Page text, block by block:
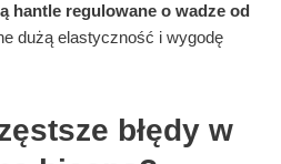
hantle regulowane o wadze od
dużą elastyczność i wygodę
błędy w